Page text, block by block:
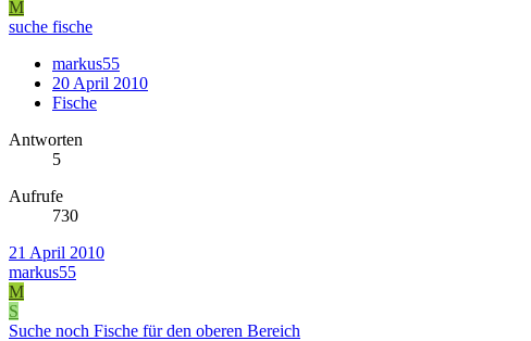
M
suche fische
markus55
20 April 2010
Fische
Antworten
5
Aufrufe
730
21 April 2010
markus55
M
S
Suche noch Fische für den oberen Bereich